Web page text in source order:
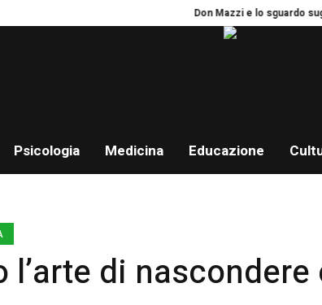
Don Mazzi e lo sguardo sugli
Psicologia Medicina Educazione
di nascondere